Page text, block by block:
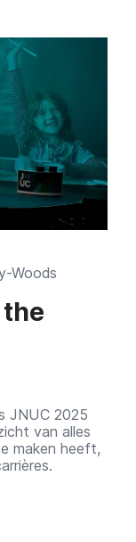
Woods
JNUC 2025
van alles
maken heeft,